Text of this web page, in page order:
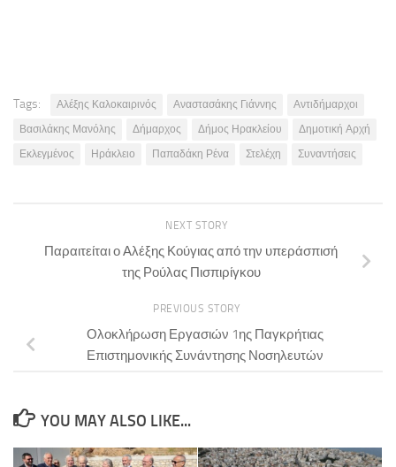
Tags: Αλέξης Καλοκαιρινός Αναστασάκης Γιάννης
Αντιδήμαρχοι
Βασιλάκης Μανόλης
Δήμαρχος Δήμος Ηρακλείου
Δημοτική Αρχή
Εκλεγμένος
Ηράκλειο Παπαδάκη Ρένα Στελέχη Συναντήσεις
NEXT STORY
Παραιτείται ο Αλέξης Κούγιας από την υπεράσπισή
της Ρούλας Πισπιρίγκου
PREVIOUS STORY
Ολοκλήρωση Εργασιών 1ης Παγκρήτιας
Επιστημονικής Συνάντησης Νοσηλευτών
YOU MAY ALSO LIKE...